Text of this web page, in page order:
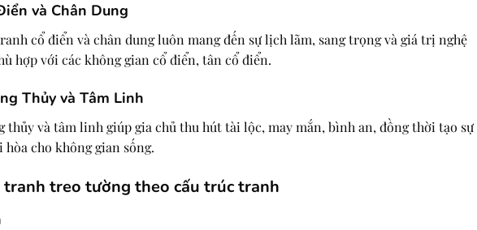
và Chân Dung
cổ điển và chân dung luôn mang đến sự lịch lãm, sang trọng và giá trị nghệ
hợp với các không gian cổ điển, tân cổ điển.
Thủy và Tâm Linh
thủy và tâm linh giúp gia chủ thu hút tài lộc, may mắn, bình an, đồng thời tạo sự
hòa cho không gian sống.
tranh treo tường theo cấu trúc tranh